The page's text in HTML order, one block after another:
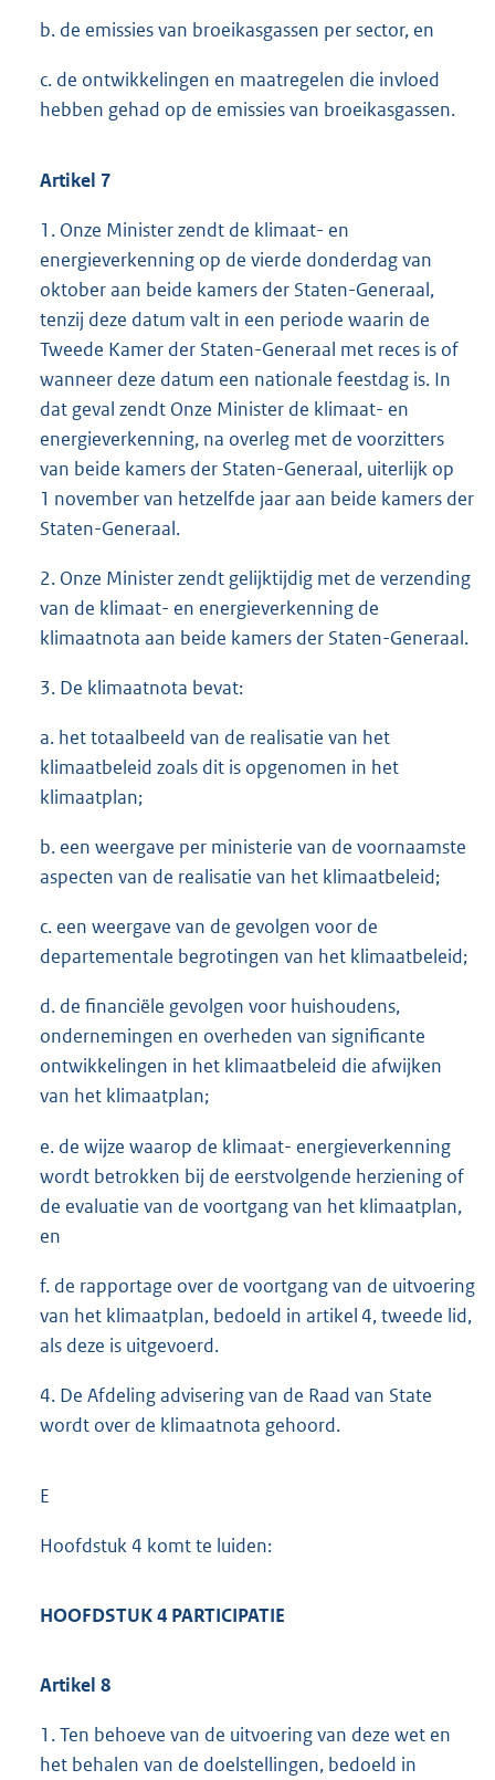
b. de emissies van broeikasgassen per sector, en
c. de ontwikkelingen en maatregelen die invloed
hebben gehad op de emissies van broeikasgassen.
Artikel 7
1. Onze Minister zendt de klimaat- en
energieverkenning op de vierde donderdag van
oktober aan beide kamers der Staten-Generaal,
tenzij deze datum valt in een periode waarin de
Tweede Kamer der Staten-Generaal met reces is of
wanneer deze datum een nationale feestdag is. In
dat geval zendt Onze Minister de klimaat- en
energieverkenning, na overleg met de voorzitters
van beide kamers der Staten-Generaal, uiterlijk op
1 november van hetzelfde jaar aan beide kamers der
Staten-Generaal.
2. Onze Minister zendt gelijktijdig met de verzending
van de klimaat- en energieverkenning de
klimaatnota aan beide kamers der Staten-Generaal.
3. De klimaatnota bevat:
a. het totaalbeeld van de realisatie van het
klimaatbeleid zoals dit is opgenomen in het
klimaatplan;
b. een weergave per ministerie van de voornaamste
aspecten van de realisatie van het klimaatbeleid;
c. een weergave van de gevolgen voor de
departementale begrotingen van het klimaatbeleid;
d. de financiële gevolgen voor huishoudens,
ondernemingen en overheden van significante
ontwikkelingen in het klimaatbeleid die afwijken
van het klimaatplan;
e. de wijze waarop de klimaat- energieverkenning
wordt betrokken bij de eerstvolgende herziening of
de evaluatie van de voortgang van het klimaatplan,
en
f. de rapportage over de voortgang van de uitvoering
van het klimaatplan, bedoeld in artikel 4, tweede lid,
als deze is uitgevoerd.
4. De Afdeling advisering van de Raad van State
wordt over de klimaatnota gehoord.
E
Hoofdstuk 4 komt te luiden:
HOOFDSTUK 4 PARTICIPATIE
Artikel 8
1. Ten behoeve van de uitvoering van deze wet en
het behalen van de doelstellingen, bedoeld in